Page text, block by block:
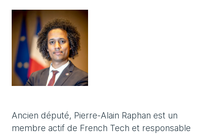
Ancien député, Pierre-Alain Raphan est un
membre actif de French Tech et responsable